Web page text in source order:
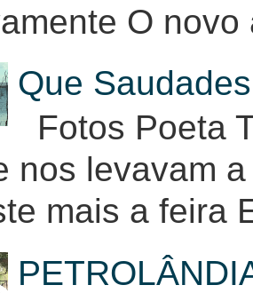
O
Que
Fotos Poeta
nos levavam
mais a feira